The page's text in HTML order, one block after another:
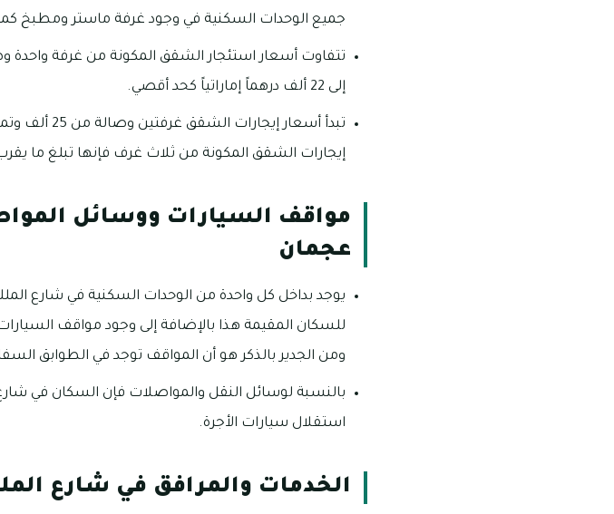
جميع الوحدات السكنية في وجود غرفة ماستر ومطبخ كما توفر
إلى 22 ألف درهماً إماراتياً كحد أقصي.
إيجارات الشقق المكونة من ثلاث غرف فإنها تبلغ ما يقرب من 40 ألف درهماً
مواقف السيارات ووسائل
عجمان
يوجد بداخل كل واحدة من الوحدات السكنية في شارع
للسكان المقيمة هذا بالإضافة إلى وجود مواقف السيارات
ومن الجدير بالذكر هو أن المواقف توجد في الطوابق
بالنسبة لوسائل النقل والمواصلات فإن السكان في
استقلال سيارات الأجرة.
الخدمات والمرافق في شارع